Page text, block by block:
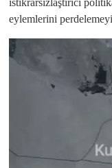
istikrarsızlaştırıcı
eylemlerini perdelemeyi